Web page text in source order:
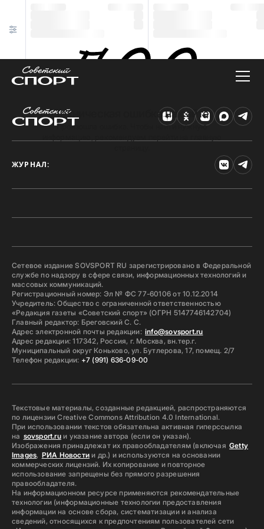
Техническая ошибка на сайте
Произошла ошибка. Чтобы найти нужную
ЖУРНАЛ:
Сетевое издание SOVSPORT RU зарегистрировано в Федеральной
службе по надзору в сфере связи, информационных технологий и
массовых коммуникаций.
Регистрационный номер: Эл № ФС 77-60106 от 10.12.2014
Учредитель: Общество с ограниченной ответственностью
«Редакция газеты «Советский спорт» (ОГРН 5147746142704)
Главный редактор: Бреговский С. С.
Адрес электронной почты редакции: info@sovsport.ru
Адрес редакции: 117342, Россия, г. Москва, вн.тер.г.
Муниципальный округ Коньково, ул. Бутлерова, 17, помещ. 2/7
Телефон редакции: +7 (991) 636-09-00
Текстовые материалы, созданные редакцией, распространяются
по лицензии Creative Commons Attribution 4.0 International.
При использовании текстов обязательна активная гиперссылка
на sovsport.ruи указание автора (если он указан).
Изображения принадлежат их правообладателям (включая Getty
Images, РИА Новостии др.) и используются на основании
коммерческих лицензий. Их копирование и повторное
использование запрещены без прямого разрешения
правообладателя.
На информационном ресурсе применяются рекомендательные
технологии (информационные технологии предоставления
информации на основе сбора, систематизации и анализа
сведений, относящихся к предпочтениям пользователей сети